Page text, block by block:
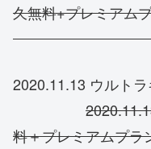
久無料+プレミアム
2020.11.13 ウルト
料＋プレミアムプラ